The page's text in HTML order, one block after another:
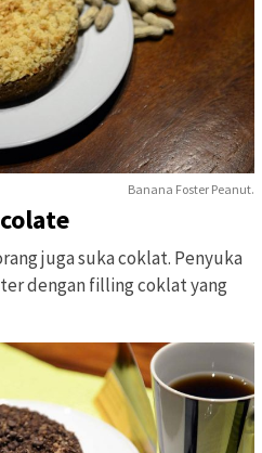
Banana Foster Peanut.
juga suka coklat. Penyuka
dengan filling coklat yang